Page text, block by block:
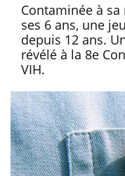
Contaminée à
ses 6 ans, une
depuis 12 ans.
révélé à la 8e
VIH.